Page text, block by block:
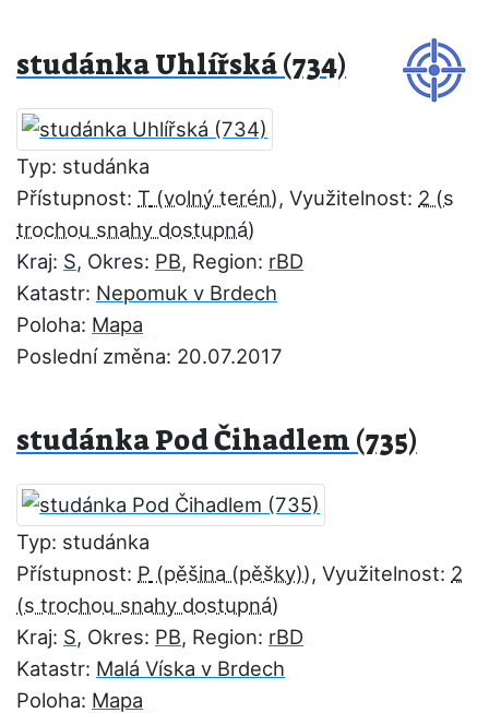
studánka Uhlířská (734)
Typ: studánka
Přístupnost: T , Využitelnost: 2
Kraj: S, Okres: PB, Region: rBD
Katastr: Nepomuk v Brdech
Poloha: Mapa
Poslední změna: 20.07.2017
studánka Pod Čihadlem (735)
Typ: studánka
Přístupnost: P , Využitelnost: 2
Kraj: S, Okres: PB, Region: rBD
Katastr: Malá Víska v Brdech
Poloha: Mapa